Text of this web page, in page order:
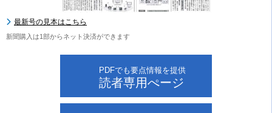
最新号の見本はこちら
新聞購入は1部からネット決済ができます
PDFでも要点情報を提供
読者専用ぺージ